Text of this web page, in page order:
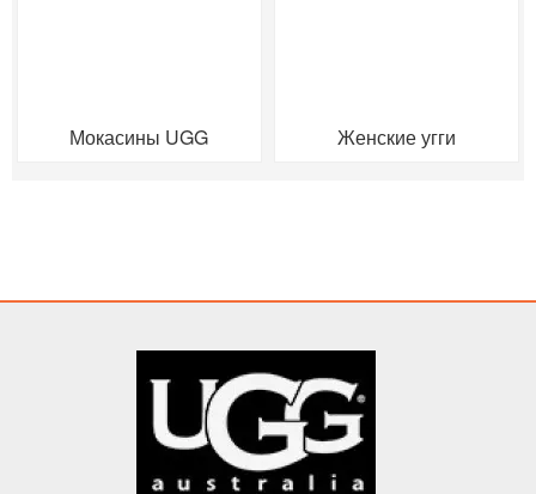
Мокасины UGG Женские угги